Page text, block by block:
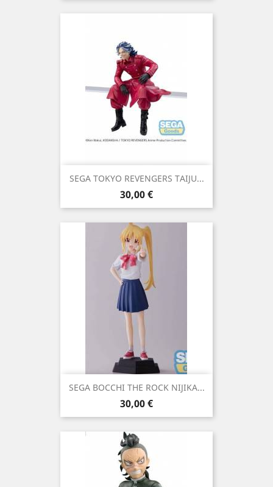
SEGA TOKYO REVENGERS TAIJU...
Precio
30,00 €
SEGA BOCCHI THE ROCK NIJIKA...
Precio
30,00 €